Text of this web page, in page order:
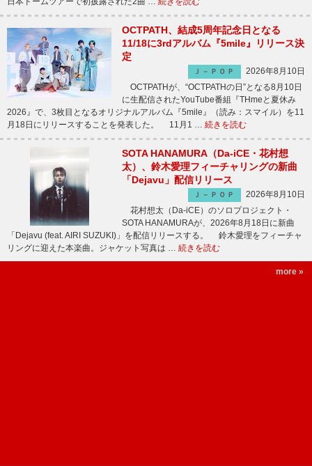
OCTPATH、結成5周年記念日となる
11/18に3rdアルバム『5mile』リリース決
定
Ｊ－ＰＯＰ
2026年8月10日
OCTPATHが、“OCTPATHの日”となる8月10日
に生配信されたYouTube番組『THmeと夏休み
2026』で、3枚目となるオリジナルアルバム『5mile』（読み：スマイル）を11
月18日にリリースすることを発表した。 11月1 … 続きを読む
SOTA HANAMURA（Da-iCE・花村想
太）、鈴木愛理フィーチャリングの新曲
「Dejavu」配信リリース
Ｊ－ＰＯＰ
2026年8月10日
花村想太（Da-iCE）のソロプロジェクト・
SOTA HANAMURAが、2026年8月18日に新曲
「Dejavu (feat. AIRI SUZUKI)」を配信リリースする。 鈴木愛理をフィーチャ
リングに迎えた本楽曲。ジャケット写真は … 続きを読む
more »